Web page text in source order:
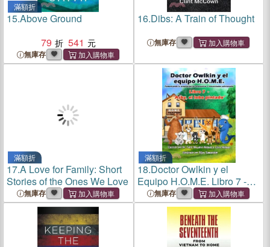
滿額折
15.Above Ground
79
541
無庫存
16.Dibs: A Train of Thought
無庫存
滿額折
17.A Love for Family: Short
Stories of the Ones We Love
無庫存
滿額折
18.Doctor Owlkin y el
Equipo H.O.M.E. Libro 7 -
Arby, el Lobo Pintado:
Formentando la Aceptacion
de Diferencias o
Necesidades Adicionales
無庫存